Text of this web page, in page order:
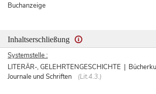
Buchanzeige
Inhaltserschließung
Systemstelle :
LITERÄR-, GELEHRTENGESCHICHTE |
Journale und Schriften
(Lit.4.3.)